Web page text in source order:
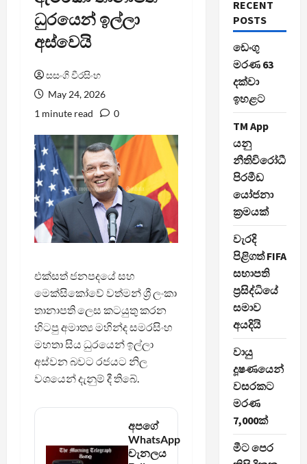
ධුරයෙන් ඉල්ලා
අස්වෙයි
සසංගි වීරසිංහ
May 24, 2026
1 minute read
0
එක්සත් ජනපදයේ සහ
මෙක්සිකෝවේ වත්මන් ශ්‍රී ලංකා
තානාපති ලෙස කටයුතු කරන
හිටපු අමාත්‍ය මහින්ද සමරසිංහ
මහතා සිය ධුරයෙන් ඉල්ලා
අස්වන බවට රජයට නිල
වශයෙන් දැනුම් දී තිබේ.
අපගේ
WhatsApp
චැනලය
RECENT
POSTS
ඩෙංගු
මරණ 63
දක්වා
ඉහළට
TM App
යනු
නීතිවිරෝධී
පිරමීඩ
යෝජනා
ක්‍රමයක්
වැරදි
පිළිගත් FIFA
සභාපති
ප්‍රසිද්ධියේ
සමාව
අයදියි
වායු
දූෂණයෙන්
වසරකට
මරණ
7,000ක්
මීට පෙර